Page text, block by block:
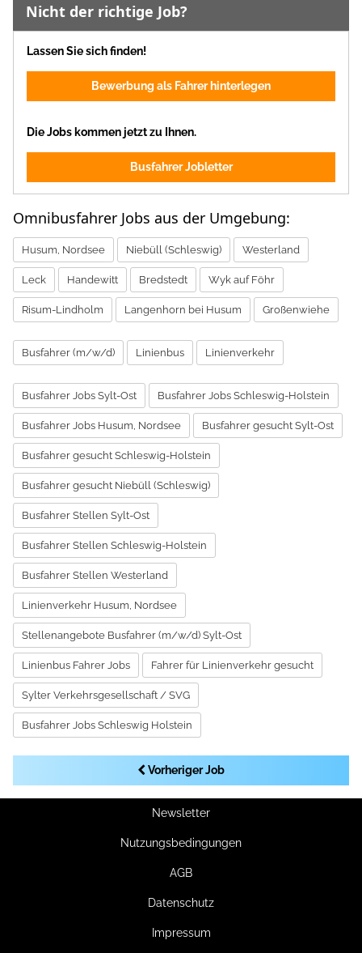
Nicht der richtige Job?
Lassen Sie sich finden!
Bewerbung als Fahrer hinterlegen
Die Jobs kommen jetzt zu Ihnen.
Busfahrer Jobletter
Omnibusfahrer Jobs aus der Umgebung:
Husum, Nordsee Niebüll (Schleswig) Westerland
Leck Handewitt Bredstedt Wyk auf Föhr
Risum-Lindholm Langenhorn bei Husum Großenwiehe
Busfahrer (m/w/d) Linienbus Linienverkehr
Busfahrer Jobs Sylt-Ost Busfahrer Jobs Schleswig-Holstein
Busfahrer Jobs Husum, Nordsee Busfahrer gesucht Sylt-Ost
Busfahrer gesucht Schleswig-Holstein
Busfahrer gesucht Niebüll (Schleswig)
Busfahrer Stellen Sylt-Ost
Busfahrer Stellen Schleswig-Holstein
Busfahrer Stellen Westerland
Linienverkehr Husum, Nordsee
Stellenangebote Busfahrer (m/w/d) Sylt-Ost
Linienbus Fahrer Jobs Fahrer für Linienverkehr gesucht
Sylter Verkehrsgesellschaft / SVG
Busfahrer Jobs Schleswig Holstein
Vorheriger Job
Newsletter
Nutzungsbedingungen
AGB
Datenschutz
Impressum